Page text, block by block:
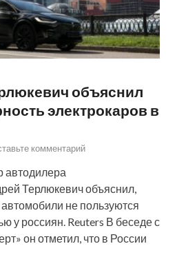
объяснил
электрокаров в
комментарий
автодилера
Терлюкевич объяснил,
не пользуются
у россиян. Reuters В беседе с
он отметил, что в России